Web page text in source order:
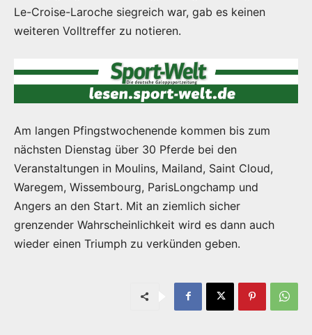
Le-Croise-Laroche siegreich war, gab es keinen
weiteren Volltreffer zu notieren.
Am langen Pfingstwochenende kommen bis zum
nächsten Dienstag über 30 Pferde bei den
Veranstaltungen in Moulins, Mailand, Saint Cloud,
Waregem, Wissembourg, ParisLongchamp und
Angers an den Start. Mit an ziemlich sicher
grenzender Wahrscheinlichkeit wird es dann auch
wieder einen Triumph zu verkünden geben.